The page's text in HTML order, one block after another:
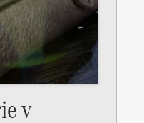
v